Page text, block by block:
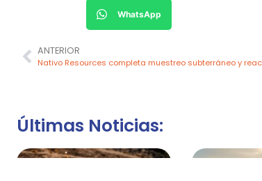
WhatsApp
ANTERIOR
Nativo
Últimas Noticias: